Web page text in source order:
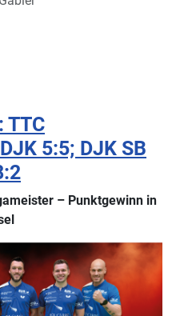
TTC
5:5; DJK SB
– Punktgewinn in